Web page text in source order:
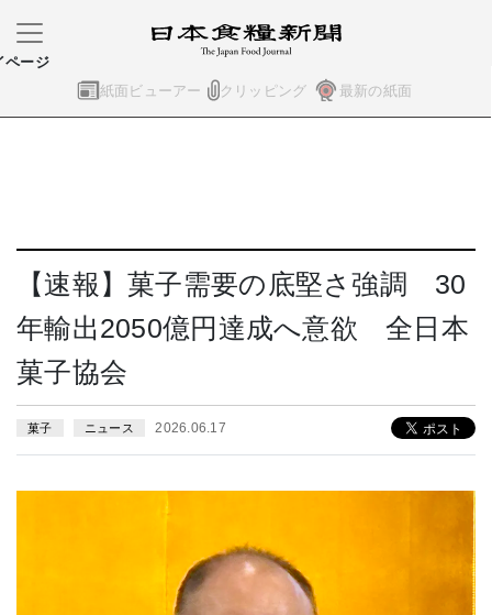
紙面ビューアー クリッピング 最新の紙面
ページ
【速報】菓子需要の底堅さ強調 30
年輸出2050億円達成へ意欲 全日本
菓子協会
菓子 ニュース 2026.06.17